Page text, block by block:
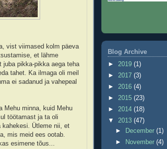
vist viimased kolm päeva
et lähme
juba pikka-pikka aega teha
tahet. Ka ilmaga oli meil
ei sadanud ja vahepeal
Mehu minna, kuid Mehu
töötamast ja ta oli
kahekesi. Ütleme nii, et
mis meid ees ootab.
esimene tõus...
Blog Archive
► 2019 (1)
► 2017 (3)
► 2016 (4)
► 2015 (23)
► 2014 (18)
▼ 2013 (47)
►
December(1)
►
November(4)